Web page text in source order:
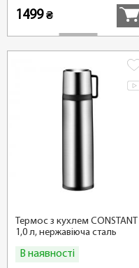
1499₴
Термос з кухлем CONSTANT
1,0 л, нержавіюча сталь
В наявності